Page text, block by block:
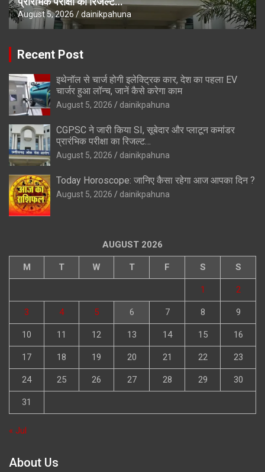
August 5, 2026 dainikpahuna
Recent Post
इथेनॉल से चार्ज होगी इलेक्ट्रिक कार, देश का पहला EV
चार्जर हुआ लॉन्च, जानें कैसे करेगा काम
August 5, 2026 dainikpahuna
CGPSC ने जारी किया SI, सूबेदार और प्लाटून कमांडर
प्रारंभिक परीक्षा का रिजल्ट…
August 5, 2026 dainikpahuna
Today Horoscope: जानिए कैसा रहेगा आज आपका दिन ?
August 5, 2026 dainikpahuna
AUGUST 2026
M T W T F S S
1 2
3 4 5 6 7 8 9
10 11 12 13 14 15 16
17 18 19 20 21 22 23
24 25 26 27 28 29 30
31
« Jul
About Us